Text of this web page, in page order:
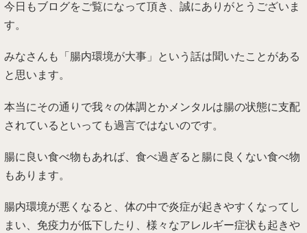
今日もブログをご覧になって頂き、誠にありがとうございま
す。
みなさんも「腸内環境が大事」という話は聞いたことがある
と思います。
本当にその通りで我々の体調とかメンタルは腸の状態に支配
されているといっても過言ではないのです。
腸に良い食べ物もあれば、食べ過ぎると腸に良くない食べ物
もあります。
腸内環境が悪くなると、体の中で炎症が起きやすくなってし
まい、免疫力が低下したり、様々なアレルギー症状も起きや